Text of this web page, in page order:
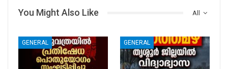
All
You Might Also Like
GENERAL GENERAL